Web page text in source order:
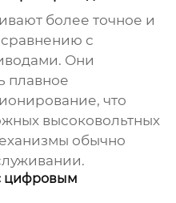
более точное и
с
Они
плавное
что
высоковольтных
обычно
цифровым